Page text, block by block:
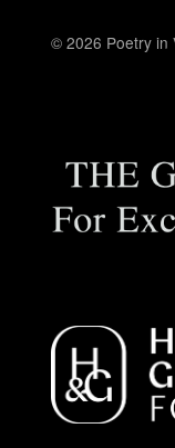
© 2026 Poetry in